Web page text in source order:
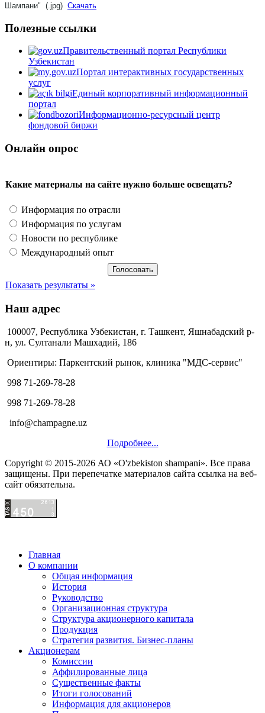
Шампани" (.jpg) Скачать
Полезные ссылки
Правительственный портал Республики
Узбекистан
Портал интерактивных государственных
услуг
Единый корпоративный информационный
портал
Информационно-ресурсный центр
фондовой биржи
Онлайн опрос
Какие материалы на сайте нужно больше освещать?
Информация по отрасли
Информация по услугам
Новости по республике
Международный опыт
Показать результаты »
Наш адрес
100007, Республика Узбекистан, г. Ташкент, Яшнабадский р-
н, ул. Султанали Машхадий, 186
Ориентиры: Паркентский рынок, клиника "МДС-сервис"
998 71-269-78-28
998 71-269-78-28
info@champagne.uz
Подробнее...
Copyright © 2015-2026 АО «O'zbekiston shampani». Все права
защищены. При перепечатке материалов сайта ссылка на веб-
сайт обязательна.
Главная
О компании
Общая информация
История
Руководство
Организационная структура
Структура акционерного капитала
Продукция
Стратегия развития. Бизнес-планы
Акционерам
Комиссии
Аффилированные лица
Существенные факты
Итоги голосований
Информация для акционеров